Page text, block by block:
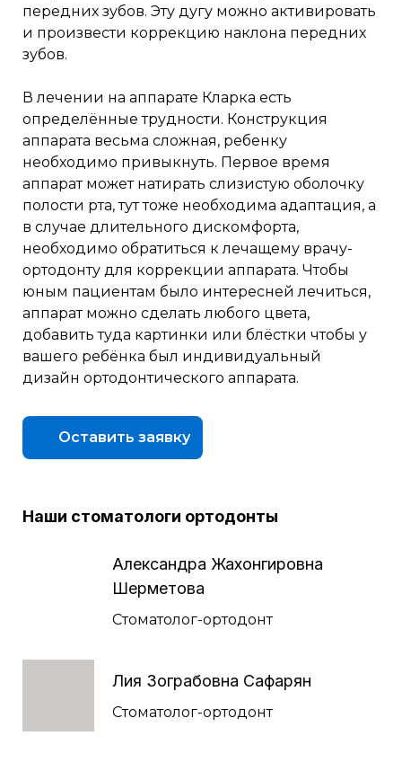
передних зубов. Эту дугу можно активировать
и произвести коррекцию наклона передних
зубов.
В лечении на аппарате Кларка есть
определённые трудности. Конструкция
аппарата весьма сложная, ребенку
необходимо привыкнуть. Первое время
аппарат может натирать слизистую оболочку
полости рта, тут тоже необходима адаптация, а
в случае длительного дискомфорта,
необходимо обратиться к лечащему врачу-
ортодонту для коррекции аппарата. Чтобы
юным пациентам было интересней лечиться,
аппарат можно сделать любого цвета,
добавить туда картинки или блёстки чтобы у
вашего ребёнка был индивидуальный
дизайн ортодонтического аппарата.
Оставить заявку
Наши стоматологи ортодонты
Александра Жахонгировна
Шерметова
Стоматолог-ортодонт
Лия Зограбовна Сафарян
Стоматолог-ортодонт